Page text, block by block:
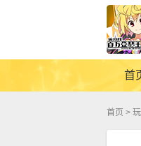
首
首页 >